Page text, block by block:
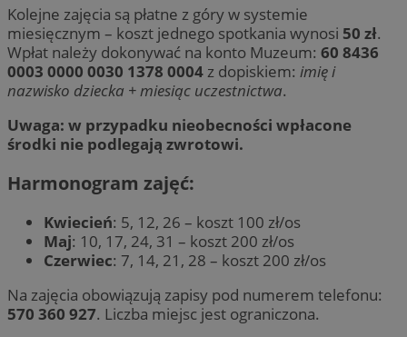
Kolejne zajęcia są płatne z góry w systemie
miesięcznym – koszt jednego spotkania wynosi 50 zł.
Wpłat należy dokonywać na konto Muzeum: 60 8436
0003 0000 0030 1378 0004 z dopiskiem: imię i
nazwisko dziecka + miesiąc uczestnictwa.
Uwaga: w przypadku nieobecności wpłacone
środki nie podlegają zwrotowi.
Harmonogram zajęć:
Kwiecień: 5, 12, 26 – koszt 100 zł/os
Maj: 10, 17, 24, 31 – koszt 200 zł/os
Czerwiec: 7, 14, 21, 28 – koszt 200 zł/os
Na zajęcia obowiązują zapisy pod numerem telefonu:
570 360 927. Liczba miejsc jest ograniczona.